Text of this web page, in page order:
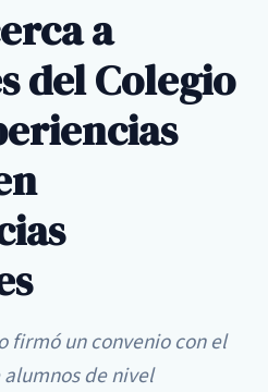
a
del Colegio
firmó un convenio con el
de nivel